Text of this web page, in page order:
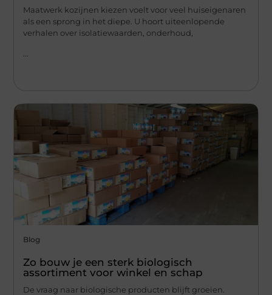
Maatwerk kozijnen kiezen voelt voor veel huiseigenaren
als een sprong in het diepe. U hoort uiteenlopende
verhalen over isolatiewaarden, onderhoud,
Blog
Zo bouw je een sterk biologisch
assortiment voor winkel en schap
De vraag naar biologische producten blijft groeien.